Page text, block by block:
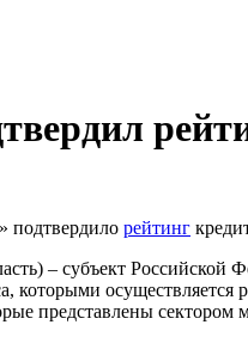
подтвердило рейтинг
– субъект
осуществляется
представлены